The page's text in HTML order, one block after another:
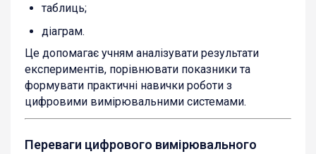
таблиць;
діаграм.
Це допомагає учням аналізувати результати
експериментів, порівнювати показники та
формувати практичні навички роботи з
цифровими вимірювальними системами.
Переваги цифрового вимірювального